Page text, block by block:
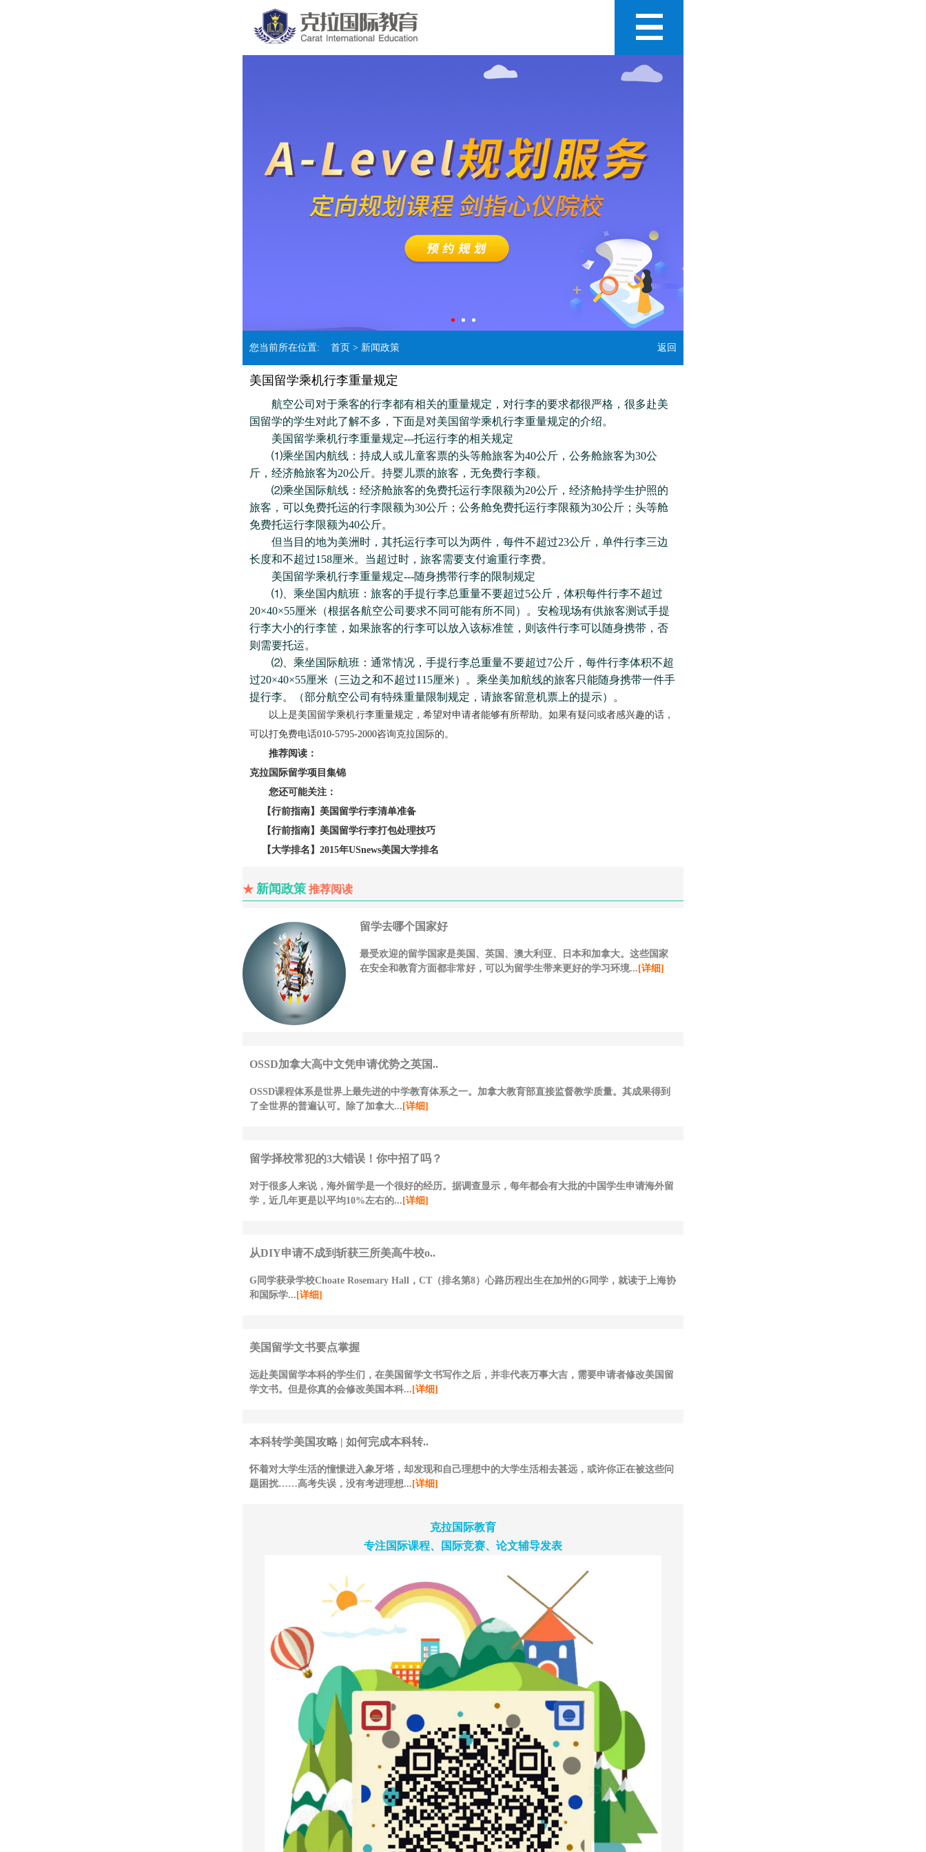
您当前所在位置: 首页 > 新闻政策 返回
美国留学乘机行李重量规定
航空公司对于乘客的行李都有相关的重量规定，对行李的要求都很严格，很多赴美
国留学的学生对此了解不多，下面是对美国留学乘机行李重量规定的介绍。
美国留学乘机行李重量规定---托运行李的相关规定
⑴乘坐国内航线：持成人或儿童客票的头等舱旅客为40公斤，公务舱旅客为30公
斤，经济舱旅客为20公斤。持婴儿票的旅客，无免费行李额。
⑵乘坐国际航线：经济舱旅客的免费托运行李限额为20公斤，经济舱持学生护照的
旅客，可以免费托运的行李限额为30公斤；公务舱免费托运行李限额为30公斤；头等舱
免费托运行李限额为40公斤。
但当目的地为美洲时，其托运行李可以为两件，每件不超过23公斤，单件行李三边
长度和不超过158厘米。当超过时，旅客需要支付逾重行李费。
美国留学乘机行李重量规定---随身携带行李的限制规定
⑴、乘坐国内航班：旅客的手提行李总重量不要超过5公斤，体积每件行李不超过
20×40×55厘米（根据各航空公司要求不同可能有所不同）。安检现场有供旅客测试手提
行李大小的行李筐，如果旅客的行李可以放入该标准筐，则该件行李可以随身携带，否
则需要托运。
⑵、乘坐国际航班：通常情况，手提行李总重量不要超过7公斤，每件行李体积不超
过20×40×55厘米（三边之和不超过115厘米）。乘坐美加航线的旅客只能随身携带一件手
提行李。（部分航空公司有特殊重量限制规定，请旅客留意机票上的提示）。
以上是美国留学乘机行李重量规定，希望对申请者能够有所帮助。如果有疑问或者感兴趣的话，
可以打免费电话010-5795-2000咨询克拉国际的。
推荐阅读：
克拉国际留学项目集锦
您还可能关注：
【行前指南】美国留学行李清单准备
【行前指南】美国留学行李打包处理技巧
【大学排名】2015年USnews美国大学排名
★ 新闻政策 推荐阅读
留学去哪个国家好
最受欢迎的留学国家是美国、英国、澳大利亚、日本和加拿大。这些国家
在安全和教育方面都非常好，可以为留学生带来更好的学习环境... [详细]
OSSD加拿大高中文凭申请优势之英国..
OSSD课程体系是世界上最先进的中学教育体系之一。加拿大教育部直接监督教学质量。其成果得到
了全世界的普遍认可。除了加拿大... [详细]
留学择校常犯的3大错误！你中招了吗？
对于很多人来说，海外留学是一个很好的经历。据调查显示，每年都会有大批的中国学生申请海外留
学，近几年更是以平均10%左右的... [详细]
从DIY申请不成到斩获三所美高牛校o..
G同学获录学校Choate Rosemary Hall，CT（排名第8）心路历程出生在加州的G同学，就读于上海协
和国际学... [详细]
美国留学文书要点掌握
远赴美国留学本科的学生们，在美国留学文书写作之后，并非代表万事大吉，需要申请者修改美国留
学文书。但是你真的会修改美国本科... [详细]
本科转学美国攻略 | 如何完成本科转..
怀着对大学生活的憧憬进入象牙塔，却发现和自己理想中的大学生活相去甚远，或许你正在被这些问
题困扰……高考失误，没有考进理想... [详细]
克拉国际教育
专注国际课程、国际竞赛、论文辅导发表